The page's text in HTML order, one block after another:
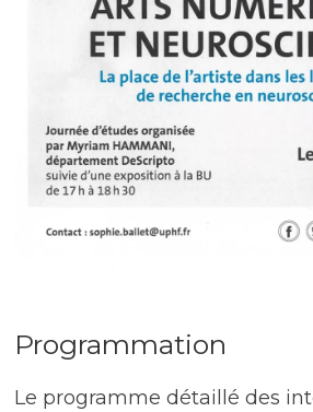
Programmation
Le programme détaillé des